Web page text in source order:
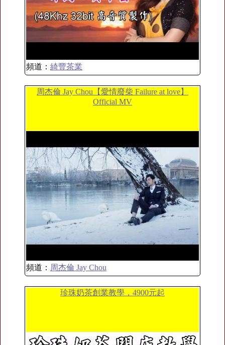
頻道： 綺豐茶業
周杰倫 Jay Chou【愛情廢柴 Failure at love】
Official MV
頻道： 周杰倫 Jay Chou
珍珠奶茶創業教學，4900元起